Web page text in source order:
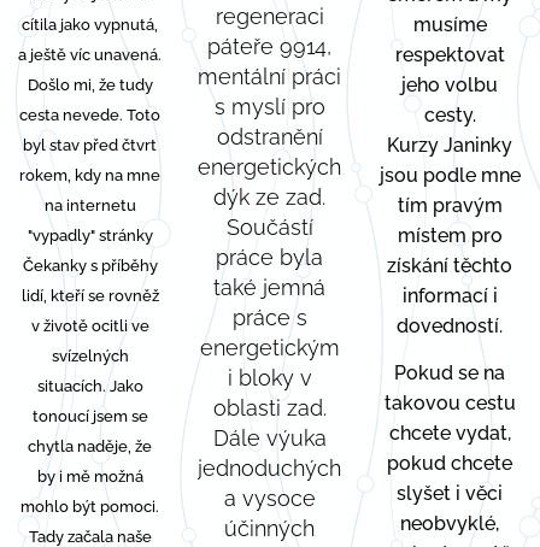
cítila jako vypnutá,
a ještě víc unavená.
Došlo mi, že tudy
cesta nevede. Toto
byl stav před čtvrt
rokem, kdy na mne
na internetu
"vypadly" stránky
Čekanky s příběhy
lidí, kteří se rovněž
v životě ocitli ve
svízelných
situacích. Jako
tonoucí jsem se
chytla naděje, že
by i mě možná
mohlo být pomoci.
Tady začala naše
regeneraci
páteře 9914,
mentální práci
s myslí pro
odstranění
energetických
dýk ze zad.
Součástí
práce byla
také jemná
práce s
energetickým
i bloky v
oblasti zad.
Dále výuka
jednoduchých
a vysoce
účinných
musíme
respektovat
jeho volbu
cesty.
Kurzy Janinky
jsou podle mne
tím pravým
místem pro
získání těchto
informací i
dovedností.
Pokud se na
takovou cestu
chcete vydat,
pokud chcete
slyšet i věci
neobvyklé,